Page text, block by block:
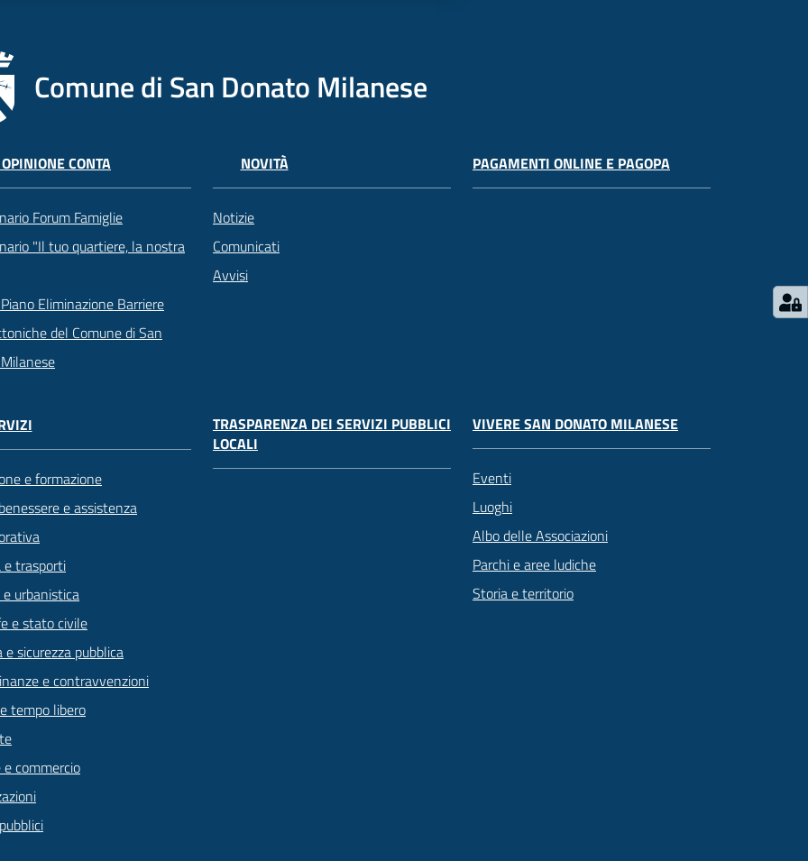
Comune di San Donato Milanese
CONTA
Forum Famiglie
"Il tuo quartiere, la nostra
Eliminazione Barriere
del Comune di San
NOVITÀ
Notizie
Comunicati
Avvisi
PAGAMENTI ONLINE E PAGOPA
e formazione
e assistenza
e trasporti
urbanistica
e stato civile
e sicurezza pubblica
e contravvenzioni
tempo libero
e commercio
TRASPARENZA DEI SERVIZI PUBBLICI
LOCALI
VIVERE SAN DONATO MILANESE
Eventi
Luoghi
Albo delle Associazioni
Parchi e aree ludiche
Storia e territorio